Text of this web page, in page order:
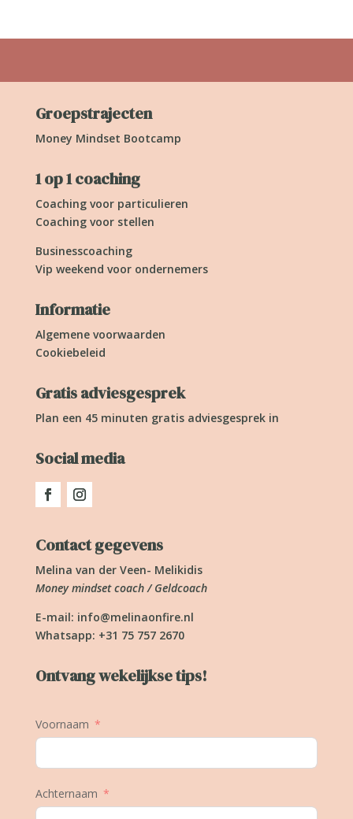
Groepstrajecten
Money Mindset Bootcamp
1 op 1 coaching
Coaching voor particulieren
Coaching voor stellen
Businesscoaching
Vip weekend voor ondernemers
Informatie
Algemene voorwaarden
Cookiebeleid
Gratis adviesgesprek
Plan een 45 minuten gratis adviesgesprek in
Social media
Contact gegevens
Melina van der Veen- Melikidis
Money mindset coach / Geldcoach
E-mail: info@melinaonfire.nl
Whatsapp: +31 75 757 2670
Ontvang wekelijkse tips!
Voornaam
Achternaam